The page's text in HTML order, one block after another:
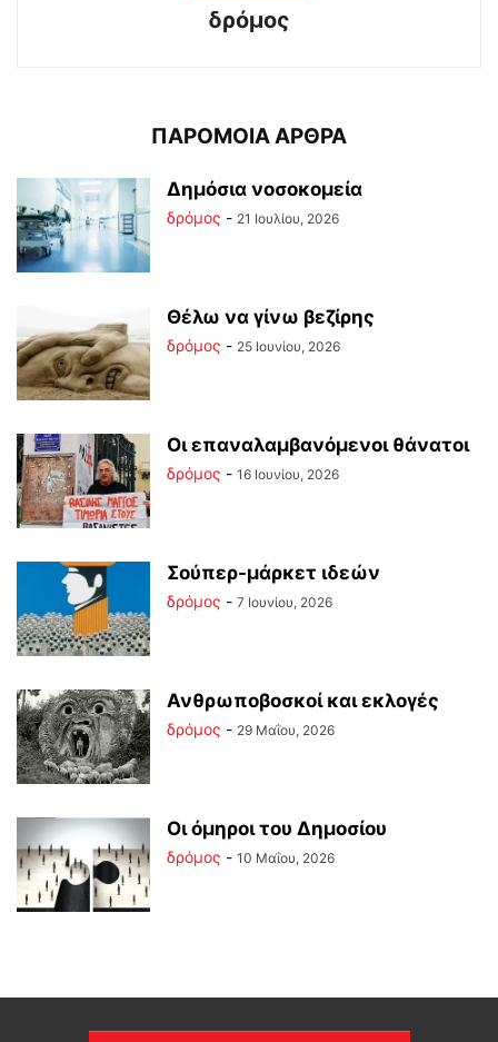
δρόμος
ΠΑΡΟΜΟΙΑ ΑΡΘΡΑ
Δημόσια νοσοκομεία
δρόμος - 21 Ιουλίου, 2026
Θέλω να γίνω βεζίρης
δρόμος - 25 Ιουνίου, 2026
Οι επαναλαμβανόμενοι θάνατοι
δρόμος - 16 Ιουνίου, 2026
Σούπερ-μάρκετ ιδεών
δρόμος - 7 Ιουνίου, 2026
Ανθρωποβοσκοί και εκλογές
δρόμος - 29 Μαΐου, 2026
Οι όμηροι του Δημοσίου
δρόμος - 10 Μαΐου, 2026